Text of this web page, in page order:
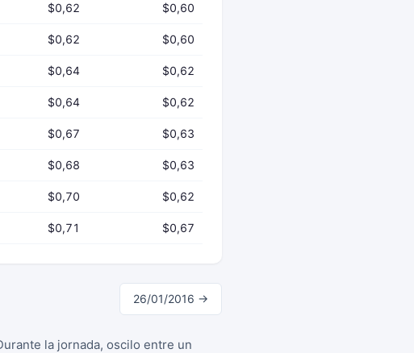
$0,62 $0,60
$0,62 $0,60
$0,64 $0,62
$0,64 $0,62
$0,67 $0,63
$0,68 $0,63
$0,70 $0,62
$0,71 $0,67
26/01/2016 →
la jornada, oscilo entre un